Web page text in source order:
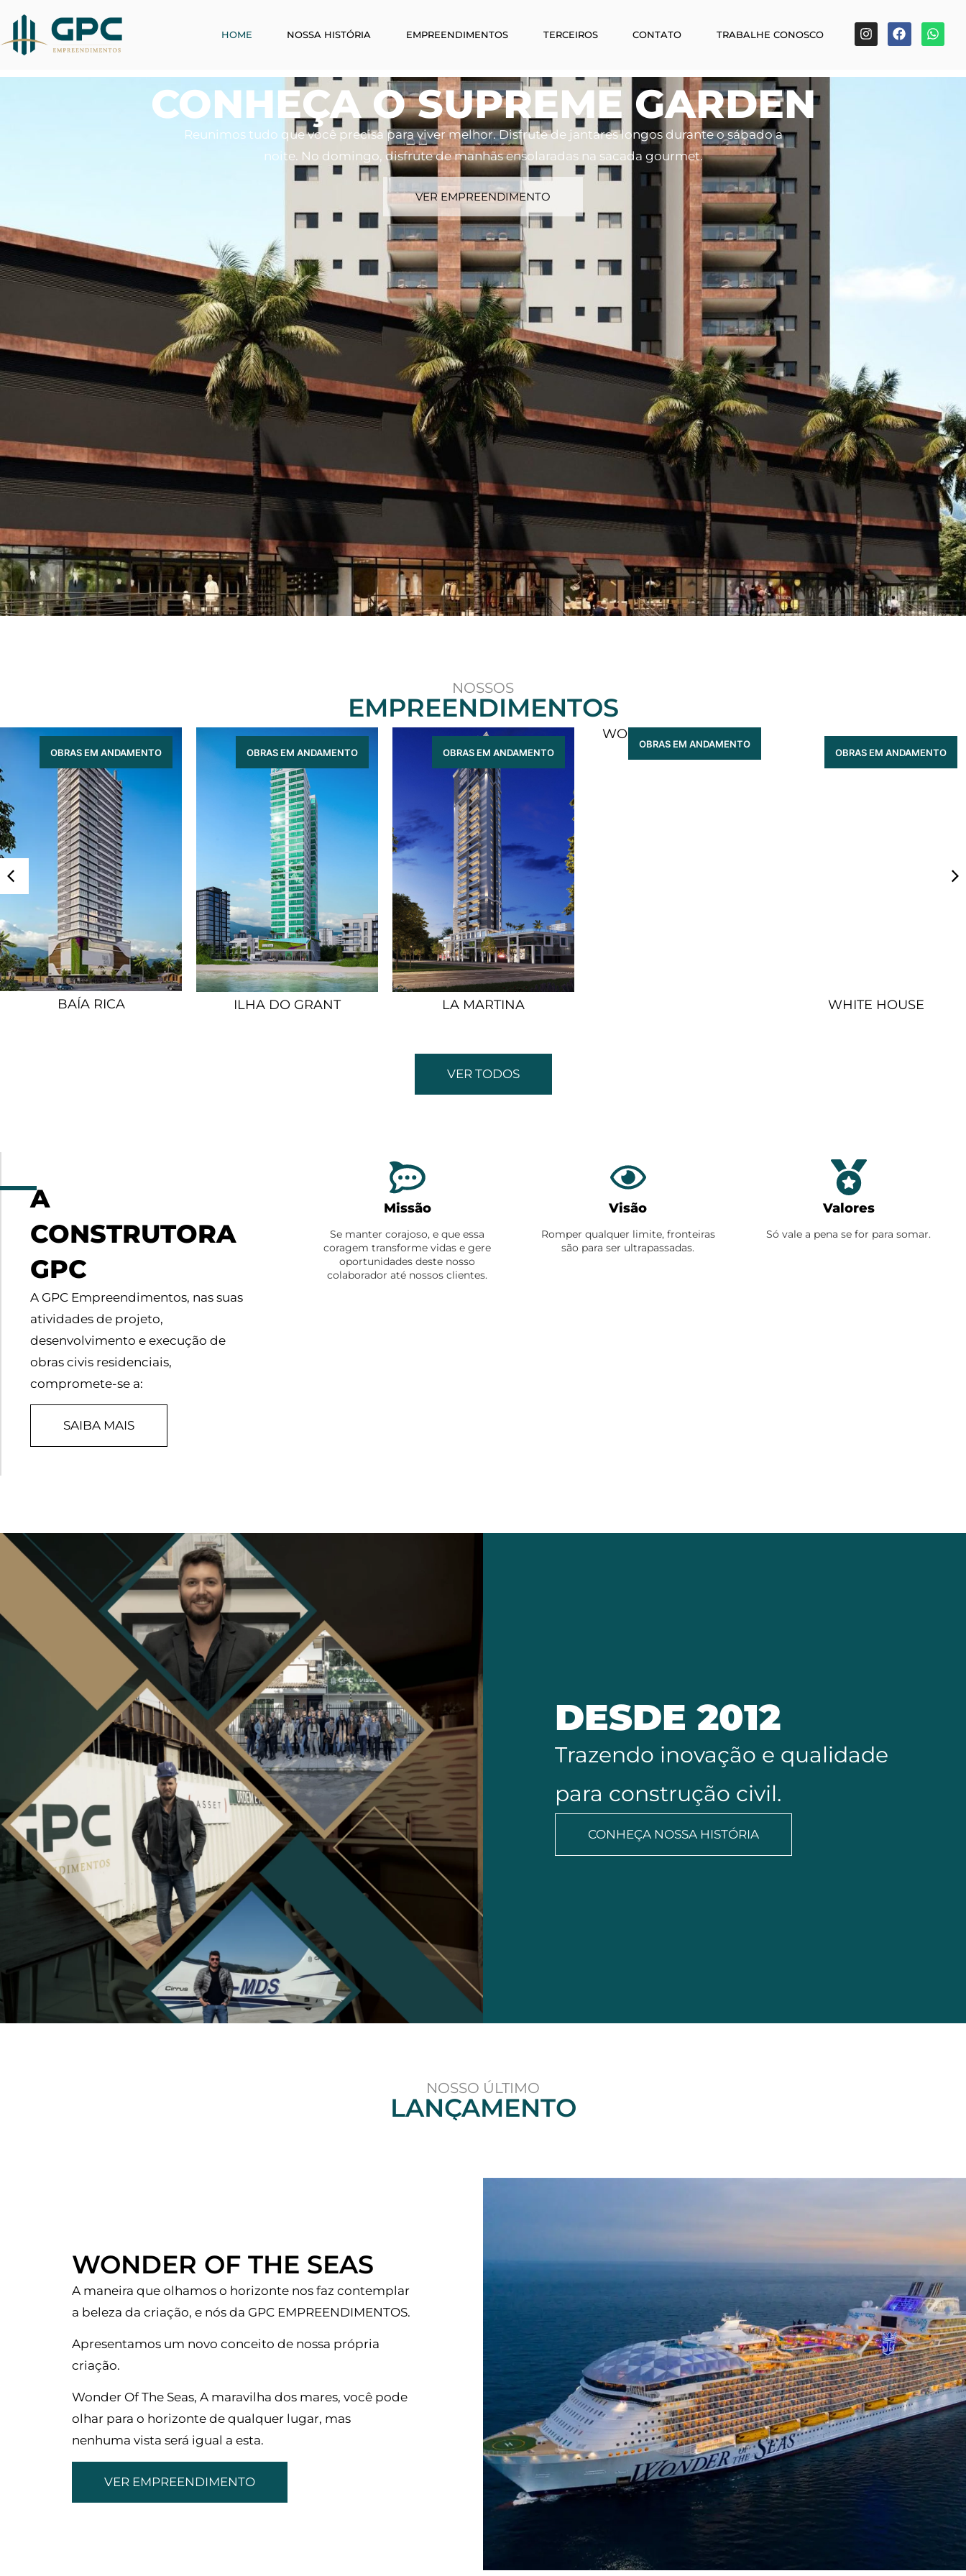
HOME NOSSA HISTÓRIA EMPREENDIMENTOS TERCEIROS CONTATO TRABALHE CONOSCO
CONHEÇA O SUPREME GARDEN
Reunimos tudo que você precisa para viver melhor. Disfrute de jantares longos durante o sábado a
noite. No domingo, disfrute de manhãs ensolaradas na sacada gourmet.
VER EMPREENDIMENTO
NOSSOS
EMPREENDIMENTOS
OBRAS EM ANDAMENTO
BAÍA RICA
OBRAS EM ANDAMENTO
ILHA DO GRANT
OBRAS EM ANDAMENTO
LA MARTINA
OBRAS EM ANDAMENTO
WONDER OF THE SEAS
OBRAS EM ANDAMENTO
WHITE HOUSE
VER TODOS
A
CONSTRUTORA
GPC
A GPC Empreendimentos, nas suas
atividades de projeto,
desenvolvimento e execução de
obras civis residenciais,
compromete-se a:
SAIBA MAIS
Missão
Se manter corajoso, e que essa
coragem transforme vidas e gere
oportunidades deste nosso
colaborador até nossos clientes.
Visão
Romper qualquer limite, fronteiras
são para ser ultrapassadas.
Valores
Só vale a pena se for para somar.
DESDE 2012
Trazendo inovação e qualidade
para construção civil.
CONHEÇA NOSSA HISTÓRIA
NOSSO ÚLTIMO
LANÇAMENTO
WONDER OF THE SEAS
A maneira que olhamos o horizonte nos faz contemplar
a beleza da criação, e nós da GPC EMPREENDIMENTOS.
Apresentamos um novo conceito de nossa própria
criação.
Wonder Of The Seas, A maravilha dos mares, você pode
olhar para o horizonte de qualquer lugar, mas
nenhuma vista será igual a esta.
VER EMPREENDIMENTO